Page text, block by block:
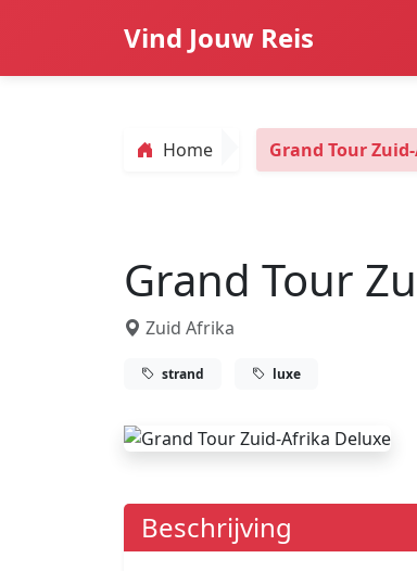
Vind Jouw Reis
Home Grand Tour
Grand Tour
Zuid Afrika
strand luxe
Beschrijving